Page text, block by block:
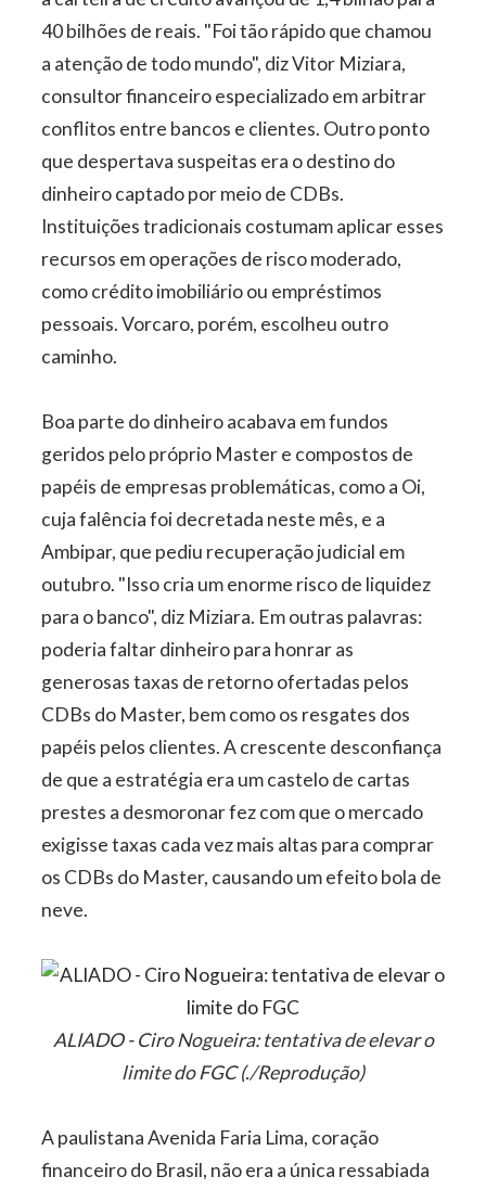
40 bilhões de reais. "Foi tão rápido que chamou
a atenção de todo mundo", diz Vitor Miziara,
consultor financeiro especializado em arbitrar
conflitos entre bancos e clientes. Outro ponto
que despertava suspeitas era o destino do
dinheiro captado por meio de CDBs.
Instituições tradicionais costumam aplicar esses
recursos em operações de risco moderado,
como crédito imobiliário ou empréstimos
pessoais. Vorcaro, porém, escolheu outro
caminho.
Boa parte do dinheiro acabava em fundos
geridos pelo próprio Master e compostos de
papéis de empresas problemáticas, como a Oi,
cuja falência foi decretada neste mês, e a
Ambipar, que pediu recuperação judicial em
outubro. "Isso cria um enorme risco de liquidez
para o banco", diz Miziara. Em outras palavras:
poderia faltar dinheiro para honrar as
generosas taxas de retorno ofertadas pelos
CDBs do Master, bem como os resgates dos
papéis pelos clientes. A crescente desconfiança
de que a estratégia era um castelo de cartas
prestes a desmoronar fez com que o mercado
exigisse taxas cada vez mais altas para comprar
os CDBs do Master, causando um efeito bola de
neve.
ALIADO - Ciro Nogueira: tentativa de elevar o
limite do FGC (./Reprodução)
A paulistana Avenida Faria Lima, coração
financeiro do Brasil, não era a única ressabiada